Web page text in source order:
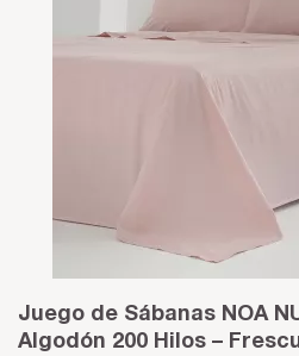
Juego de Sábanas NOA
Algodón 200 Hilos –